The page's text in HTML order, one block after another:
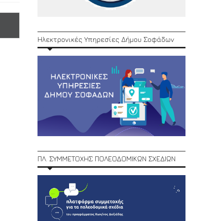
Ηλεκτρονικές Υπηρεσίες Δήμου Σοφάδων
ΠΛ. ΣΥΜΜΕΤΟΧΗΣ ΠΟΛΕΟΔΟΜΙΚΩΝ ΣΧΕΔΙΩΝ